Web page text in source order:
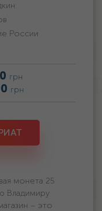
России
грн
грн
монета 25
Владимиру
– это